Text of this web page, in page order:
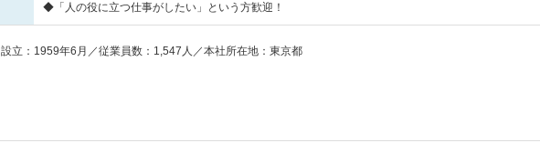
◆「人の役に立つ仕事がしたい」という方歓迎！
設立：1959年6月／従業員数：1,547人／本社所在地：東京都